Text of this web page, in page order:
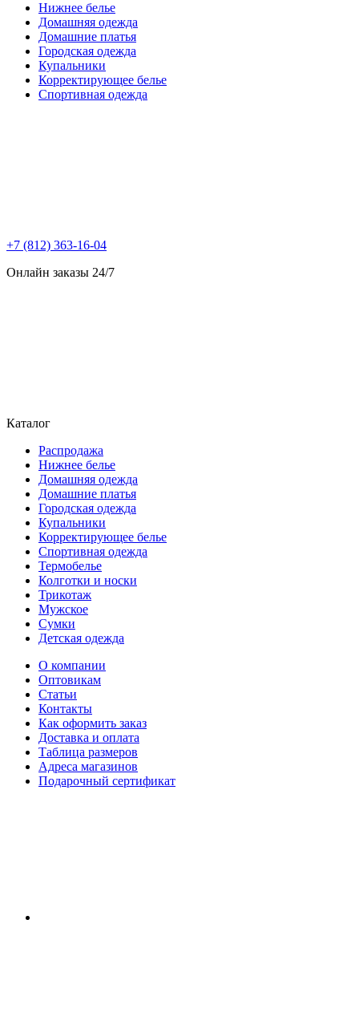
Нижнее белье
Домашняя одежда
Домашние платья
Городская одежда
Купальники
Корректирующее белье
Спортивная одежда
+7 (812) 363-16-04
Онлайн заказы 24/7
Каталог
Распродажа
Нижнее белье
Домашняя одежда
Домашние платья
Городская одежда
Купальники
Корректирующее белье
Спортивная одежда
Термобелье
Колготки и носки
Трикотаж
Мужское
Сумки
Детская одежда
О компании
Оптовикам
Статьи
Контакты
Как оформить заказ
Доставка и оплата
Таблица размеров
Адреса магазинов
Подарочный сертификат